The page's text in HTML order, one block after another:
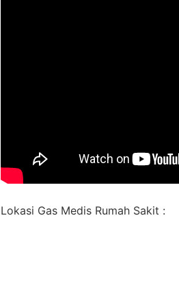
Lokasi Gas Medis Rumah Sakit :